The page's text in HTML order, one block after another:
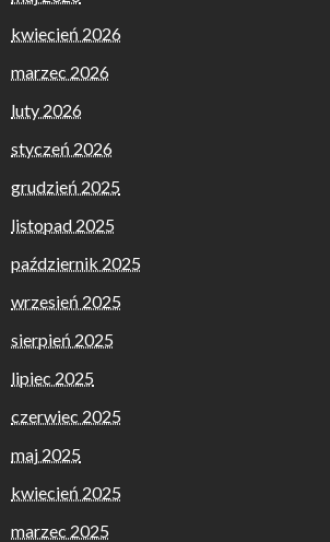
kwiecień 2026
marzec 2026
luty 2026
styczeń 2026
grudzień 2025
listopad 2025
październik 2025
wrzesień 2025
sierpień 2025
lipiec 2025
czerwiec 2025
maj 2025
kwiecień 2025
marzec 2025